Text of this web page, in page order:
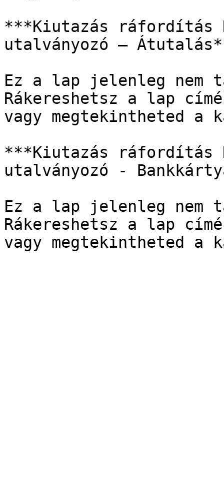
***Kiutazás ráfordítás
utalványozó –
Ez a lap jelenleg nem
Rákereshetsz a lap
vagy megtekintheted a
***Kiutazás ráfordítás
utalványozó -
Ez a lap jelenleg nem
Rákereshetsz a lap